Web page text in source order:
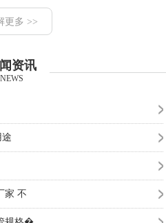
更多 >>
资讯
NEWS
家 不